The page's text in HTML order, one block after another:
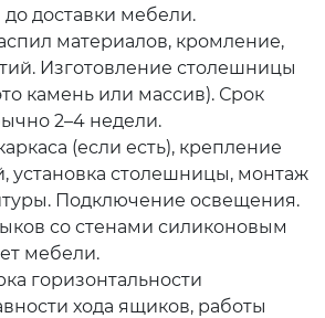
доставки мебели.
материалов, кромление,
Изготовление столешницы
камень или массив). Срок
2–4 недели.
(если есть), крепление
установка столешницы, монтаж
Подключение освещения.
со стенами силиконовым
мебели.
горизонтальности
хода ящиков, работы